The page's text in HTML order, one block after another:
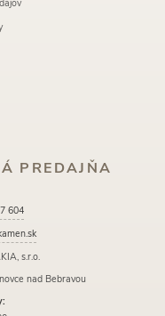
PREDAJŇA
604
s.r.o.
nad Bebravou